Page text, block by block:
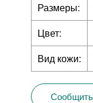
Размеры:
Цвет:
Вид кожи: